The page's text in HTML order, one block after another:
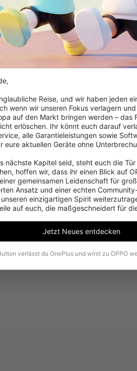
404: Seite nicht gefunden
Überprüfe die eingegebene
Reise, und wir haben jeden
wenn wir unseren Fokus verlagern
auf den Markt bringen werden – das
erlöschen. Ihr könnt euch darauf
alle Garantieleistungen sowie
eure aktuellen Geräte ohne
nächste Kapitel seid, steht euch die
hoffen wir, dass ihr einen Blick auf
gemeinsamen Leidenschaft für
Ansatz und einer echten
einzigartigen Spirit
auf euch, die maßgeschneidert für
Jetzt Neues entdecken
verlässt du OnePlus und wirst zu OPPO